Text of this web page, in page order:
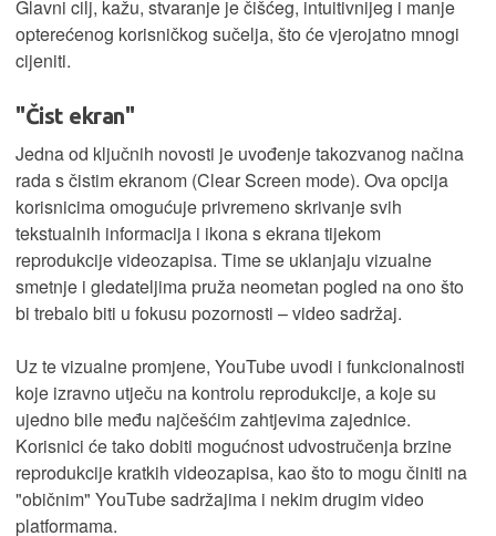
Glavni cilj, kažu, stvaranje je čišćeg, intuitivnijeg i manje
opterećenog korisničkog sučelja, što će vjerojatno mnogi
cijeniti.
"Čist ekran"
Jedna od ključnih novosti je uvođenje takozvanog načina
rada s čistim ekranom (Clear Screen mode). Ova opcija
korisnicima omogućuje privremeno skrivanje svih
tekstualnih informacija i ikona s ekrana tijekom
reprodukcije videozapisa. Time se uklanjaju vizualne
smetnje i gledateljima pruža neometan pogled na ono što
bi trebalo biti u fokusu pozornosti – video sadržaj.
Uz te vizualne promjene, YouTube uvodi i funkcionalnosti
koje izravno utječu na kontrolu reprodukcije, a koje su
ujedno bile među najčešćim zahtjevima zajednice.
Korisnici će tako dobiti mogućnost udvostručenja brzine
reprodukcije kratkih videozapisa, kao što to mogu činiti na
"običnim" YouTube sadržajima i nekim drugim video
platformama.